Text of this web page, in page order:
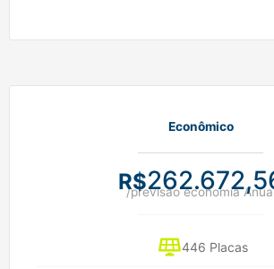
Econômico
R$
/previsão economia
446 Placas